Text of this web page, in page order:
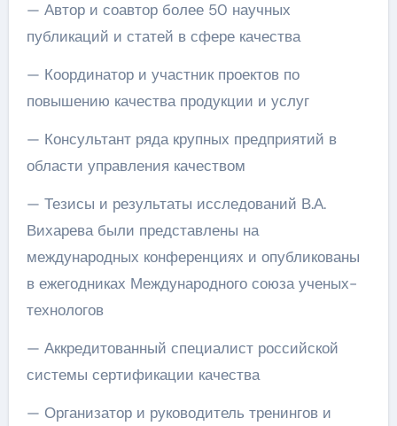
— Автор и соавтор более 50 научных
публикаций и статей в сфере качества
— Координатор и участник проектов по
повышению качества продукции и услуг
— Консультант ряда крупных предприятий в
области управления качеством
— Тезисы и результаты исследований В.А.
Вихарева были представлены на
международных конференциях и опубликованы
в ежегодниках Международного союза ученых-
технологов
— Аккредитованный специалист российской
системы сертификации качества
— Организатор и руководитель тренингов и